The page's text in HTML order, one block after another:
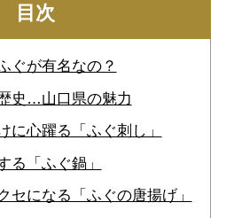
目次
ぐが有名なの？
史…山口県の魅力
に心躍る「ふぐ刺し」
る「ふぐ鍋」
セになる「ふぐの唐揚げ」